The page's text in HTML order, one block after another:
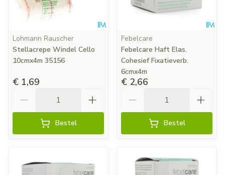
Lohmann Rauscher
Stellacrepe Windel Cello
10cmx4m 35156
€ 1,69
Bestel
Febelcare
Febelcare Haft Elas.
Cohesief Fixatieverb.
6cmx4m
€ 2,66
Bestel